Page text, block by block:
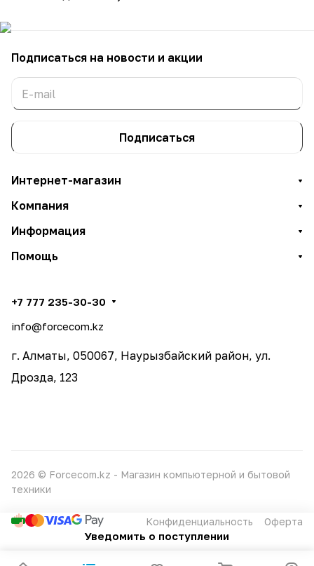
Уведомить о поступлении
Подписаться на новости и акции
Подписаться
Интернет-магазин
Компания
Информация
Помощь
+7 777 235-30-30
info@forcecom.kz
г. Алматы, 050067, Наурызбайский район, ул.
Дрозда, 123
2026 © Forcecom.kz - Магазин компьютерной и бытовой
техники
Конфиденциальность Оферта